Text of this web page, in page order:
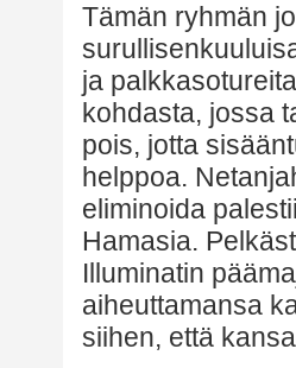
Tämän ryhmän
ja
kohdasta, jossa
pois, jotta
helppoa.
eliminoida
Hamasia.
Illuminatin
aiheuttamansa
siihen, että